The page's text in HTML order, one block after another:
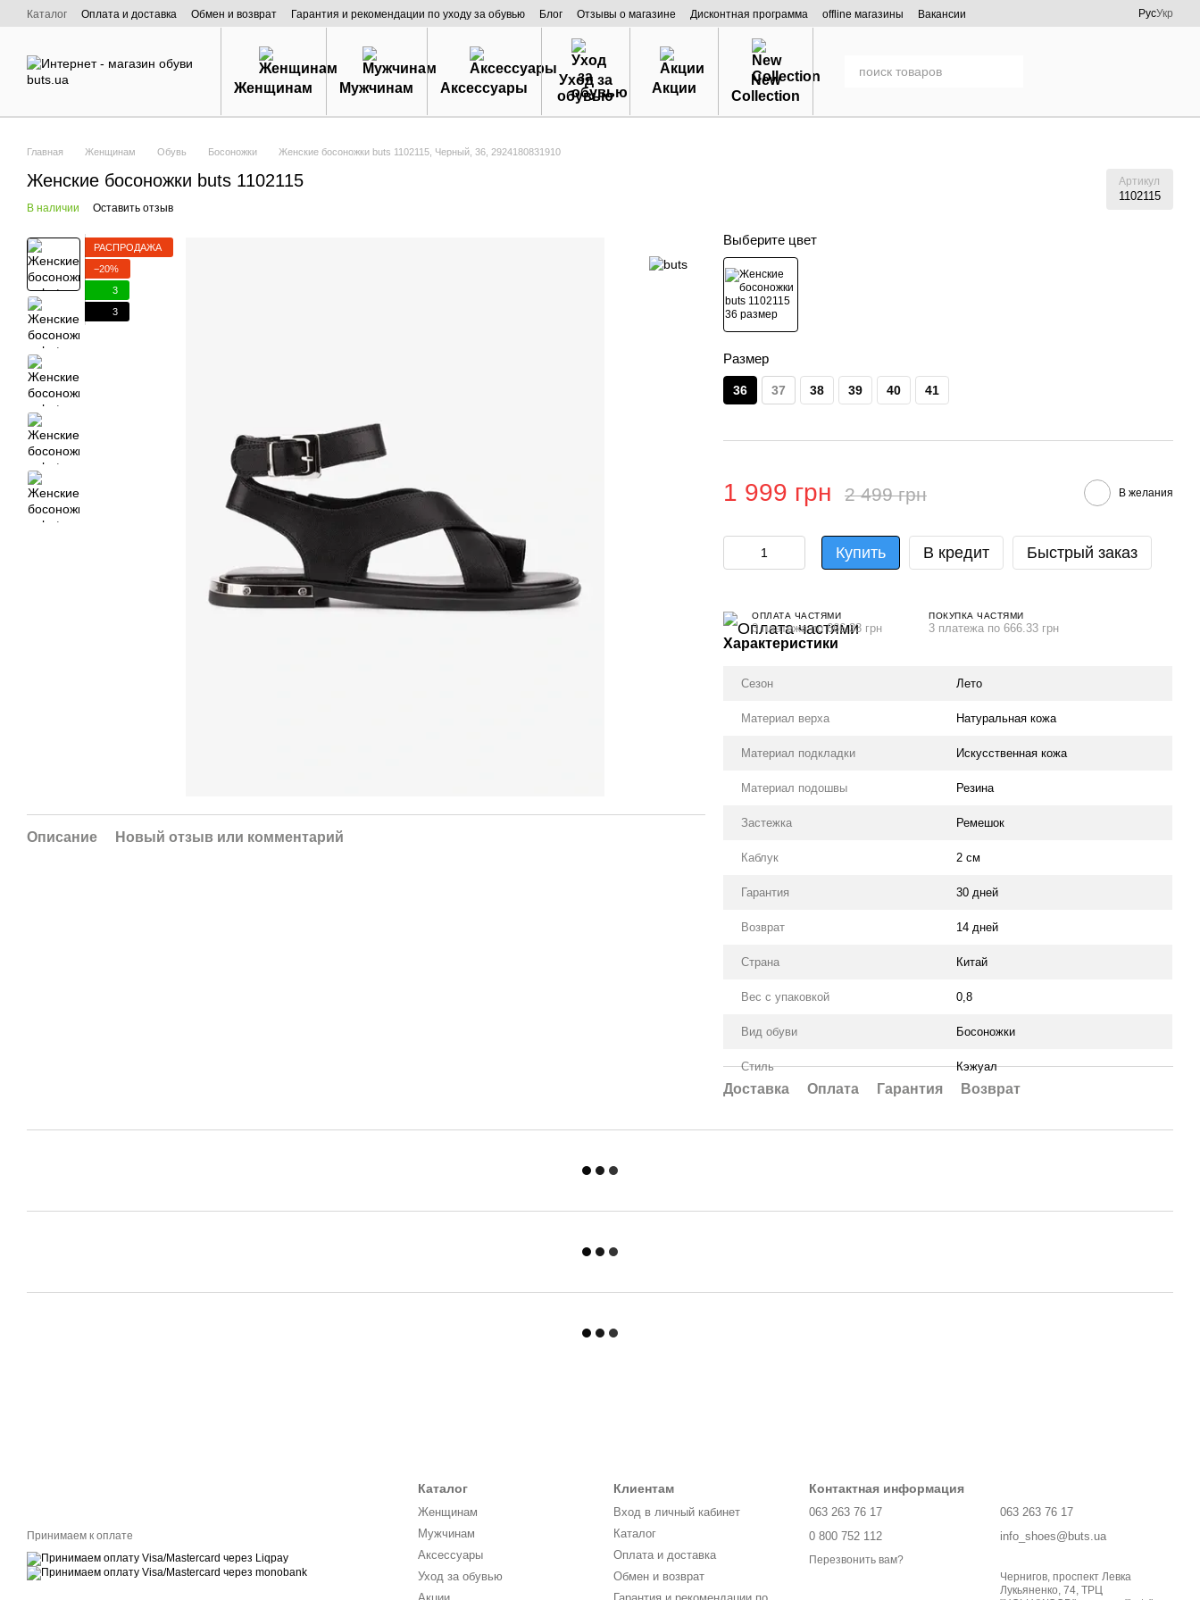
Перейти к основному контенту
Каталог Оплата и доставка Обмен и возврат Гарантия и рекомендации по уходу за обувью Блог Отзывы о магазине Дисконтная программа offline магазины
Вакансии
О нас
РусУкр
Женщинам Мужчинам Аксессуары
Уход за
обувью
Акции
New
Collection
Главная Женщинам Обувь Босоножки Женские босоножки buts 1102115, Черный, 36, 2924180831910
Женские босоножки buts 1102115 Артикул
1102115
В наличии Оставить отзыв
РАСПРОДАЖА
−20%
3
3
Описание Новый отзыв или комментарий
Выберите цвет
Размер
36 37 38 39 40 41
1 999 грн 2 499 грн В желания
Купить В кредит Быстрый заказ
ОПЛАТА ЧАСТЯМИ
3 платежа по 666.33 грн
ПОКУПКА ЧАСТЯМИ
3 платежа по 666.33 грн
Характеристики
Сезон Лето
Материал верха Натуральная кожа
Материал подкладки Искусственная кожа
Материал подошвы Резина
Застежка Ремешок
Каблук 2 см
Гарантия 30 дней
Возврат 14 дней
Страна Китай
Вес с упаковкой 0,8
Вид обуви Босоножки
Стиль Кэжуал
Доставка Оплата Гарантия Возврат
Принимаем к оплате
Каталог
Женщинам
Мужчинам
Аксессуары
Уход за обувью
Клиентам
Вход в личный кабинет
Каталог
Оплата и доставка
Обмен и возврат
Контактная информация
063 263 76 17
0 800 752 112
Перезвонить вам?
063 263 76 17
info_shoes@buts.ua
Чернигов, проспект Левка
Лукьяненко, 74, ТРЦ